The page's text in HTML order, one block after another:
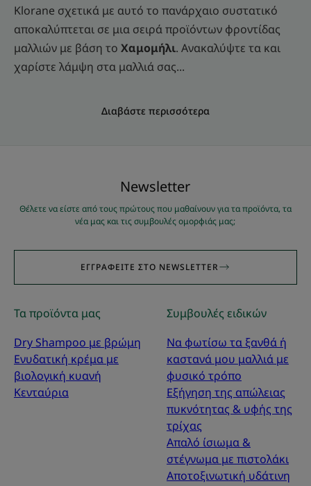
Klorane σχετικά με αυτό το πανάρχαιο συστατικό
αποκαλύπτεται σε μια σειρά προϊόντων φροντίδας
μαλλιών με βάση το Χαμομήλι. Ανακαλύψτε τα και
χαρίστε λάμψη στα μαλλιά σας...
Διαβάστε περισσότερα
Νewsletter
Θέλετε να είστε από τους πρώτους που μαθαίνουν για τα προϊόντα, τα
νέα μας και τις συμβουλές ομορφιάς μας;
ΕΓΓΡΑΦΕΊΤΕ ΣΤΟ NEWSLETTER
Τα προϊόντα μας
Dry Shampoo με βρώμη
Ενυδατική κρέμα με
βιολογική κυανή
Κενταύρια
Συμβουλές ειδικών
Να φωτίσω τα ξανθά ή
καστανά μου μαλλιά με
φυσικό τρόπο
Εξήγηση της απώλειας
πυκνότητας & υφής της
τρίχας
Απαλό ίσιωμα &
στέγνωμα με πιστολάκι
Αποτοξινωτική υδάτινη